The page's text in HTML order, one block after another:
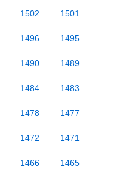
1502 1501
1496 1495
1490 1489
1484 1483
1478 1477
1472 1471
1466 1465